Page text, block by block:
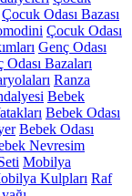
Çocuk Odası Bazası
Çocuk Odası
Genç Odası
Odası Bazaları
Ranza
Bebek
Bebek Odası
Bebek Odası
Nevresim
Mobilya
Kulpları Raf